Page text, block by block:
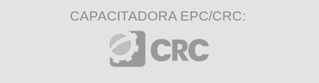
CAPACITADORA EPC/CRC: